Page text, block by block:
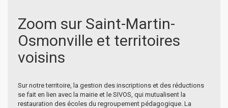
Zoom sur Saint-Martin-
Osmonville et territoires
voisins
Sur notre territoire, la gestion des inscriptions et des réductions
se fait en lien avec la mairie et le SIVOS, qui mutualisent la
restauration des écoles du regroupement pédagogique. La